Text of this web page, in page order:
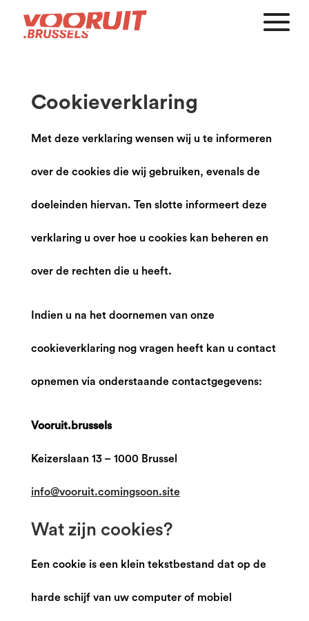
Cookieverklaring
Met deze verklaring wensen wij u te informeren
over de cookies die wij gebruiken, evenals de
doeleinden hiervan. Ten slotte informeert deze
verklaring u over hoe u cookies kan beheren en
over de rechten die u heeft.
Indien u na het doornemen van onze
cookieverklaring nog vragen heeft kan u contact
opnemen via onderstaande contactgegevens:
Vooruit.brussels
Keizerslaan 13 – 1000 Brussel
info@vooruit.comingsoon.site
Wat zijn cookies?
Een cookie is een klein tekstbestand dat op de
harde schijf van uw computer of mobiel